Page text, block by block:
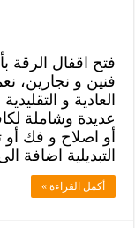
فتح اقفال الرقة
فنين و نجارين،
العادية و
عديدة وشاملة
أو اصلاح و فك أو
التبديلية اضافة
أكمل القراءة »